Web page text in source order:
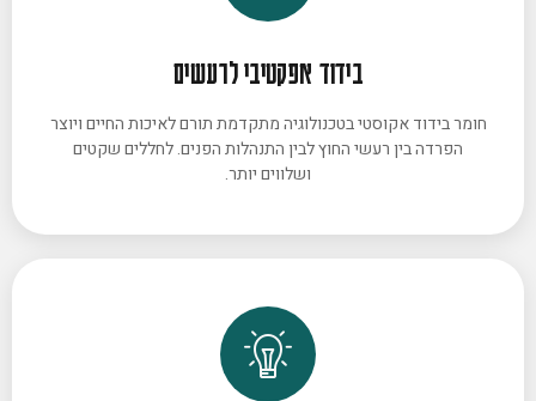
בידוד אפקטיבי לרעשים
חומר בידוד אקוסטי בטכנולוגיה מתקדמת תורם לאיכות החיים ויוצר
הפרדה בין רעשי החוץ לבין התנהלות הפנים. לחללים שקטים
ושלווים יותר.